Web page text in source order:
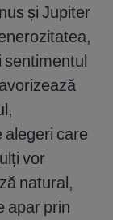
și Jupiter
sentimentul
alegeri care
vor
natural,
apar prin